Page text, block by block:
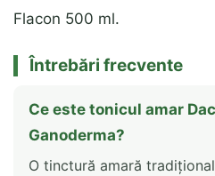
Flacon 500 ml.
Întrebări frecvente
Ce este tonicul amar
Ganoderma?
O tinctură amară